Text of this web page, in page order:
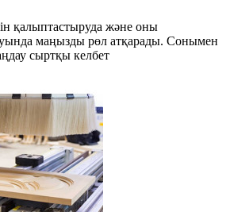
қалыптастыруда және оны
маңызды рөл атқарады. Сонымен
сыртқы келбет